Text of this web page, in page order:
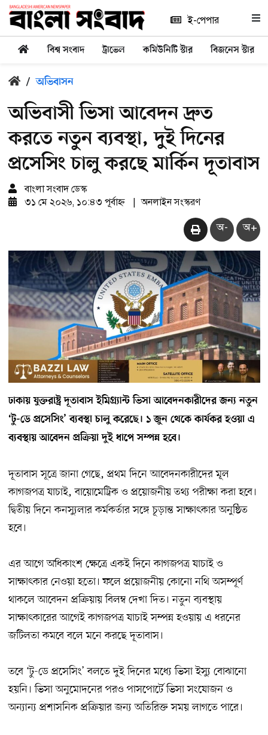
ই-পেপার
বিশ্ব সংবাদ ট্রাভেল কমিউনিটি স্টার বিজনেস স্টার
/ অভিবাসন
অভিবাসী ভিসা আবেদন দ্রুত
করতে নতুন ব্যবস্থা, দুই দিনের
প্রসেসিং চালু করছে মার্কিন দূতাবাস
বাংলা সংবাদ ডেস্ক
৩১ মে ২০২৬, ১০:৪৩ পূর্বাহ্ন
অনলাইন সংস্করণ
অ- অ+
ঢাকায় যুক্তরাষ্ট্র দূতাবাস ইমিগ্র্যান্ট ভিসা আবেদনকারীদের জন্য নতুন
‘টু-ডে প্রসেসিং’ ব্যবস্থা চালু করেছে। ১ জুন থেকে কার্যকর হওয়া এ
ব্যবস্থায় আবেদন প্রক্রিয়া দুই ধাপে সম্পন্ন হবে।
দূতাবাস সূত্রে জানা গেছে, প্রথম দিনে আবেদনকারীদের মূল
কাগজপত্র যাচাই, বায়োমেট্রিক ও প্রয়োজনীয় তথ্য পরীক্ষা করা হবে।
দ্বিতীয় দিনে কনস্যুলার কর্মকর্তার সঙ্গে চূড়ান্ত সাক্ষাৎকার অনুষ্ঠিত
হবে।
এর আগে অধিকাংশ ক্ষেত্রে একই দিনে কাগজপত্র যাচাই ও
সাক্ষাৎকার নেওয়া হতো। ফলে প্রয়োজনীয় কোনো নথি অসম্পূর্ণ
থাকলে আবেদন প্রক্রিয়ায় বিলম্ব দেখা দিত। নতুন ব্যবস্থায়
সাক্ষাৎকারের আগেই কাগজপত্র যাচাই সম্পন্ন হওয়ায় এ ধরনের
জটিলতা কমবে বলে মনে করছে দূতাবাস।
তবে ‘টু-ডে প্রসেসিং’ বলতে দুই দিনের মধ্যে ভিসা ইস্যু বোঝানো
হয়নি। ভিসা অনুমোদনের পরও পাসপোর্টে ভিসা সংযোজন ও
অন্যান্য প্রশাসনিক প্রক্রিয়ার জন্য অতিরিক্ত সময় লাগতে পারে।